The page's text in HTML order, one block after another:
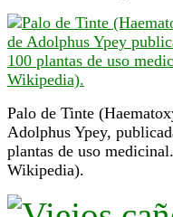
Palo de Tinte
Adolphus Ypey,
plantas de uso
Wikipedia).